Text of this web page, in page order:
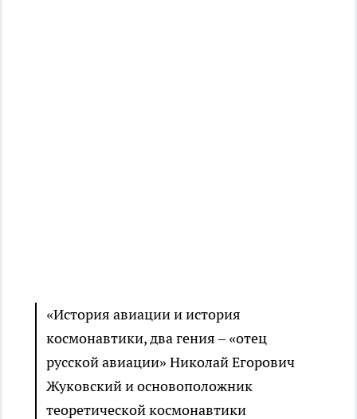
«История авиации и история
космонавтики, два гения – «отец
русской авиации» Николай Егорович
Жуковский и основоположник
теоретической космонавтики